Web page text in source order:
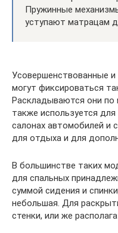
Пружинные
уступают матрацам
Усовершенствованные
могут фиксироваться
Раскладываются они по
также используется
салонах автомобилей и
для отдыха и для
В большинстве таких
для спальных
суммой сидения и
небольшая. Для
стенки, или же